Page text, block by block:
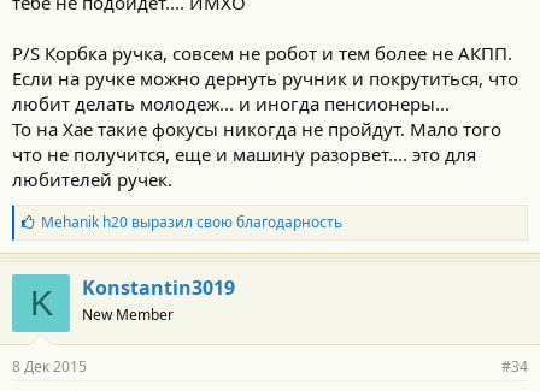
P/S Корбка ручка, совсем не робот и тем более не АКПП.
Если на ручке можно дернуть ручник и покрутиться, что
любит делать молодеж... и иногда пенсионеры...
То на Хае такие фокусы никогда не пройдут. Мало того
что не получится, еще и машину разорвет.... это для
любителей ручек.
Б
л
а
г
о
д
а
н
Mehanik h20выразил свою благодарность
K Konstantin3019
New Member
8 Дек 2015 #34